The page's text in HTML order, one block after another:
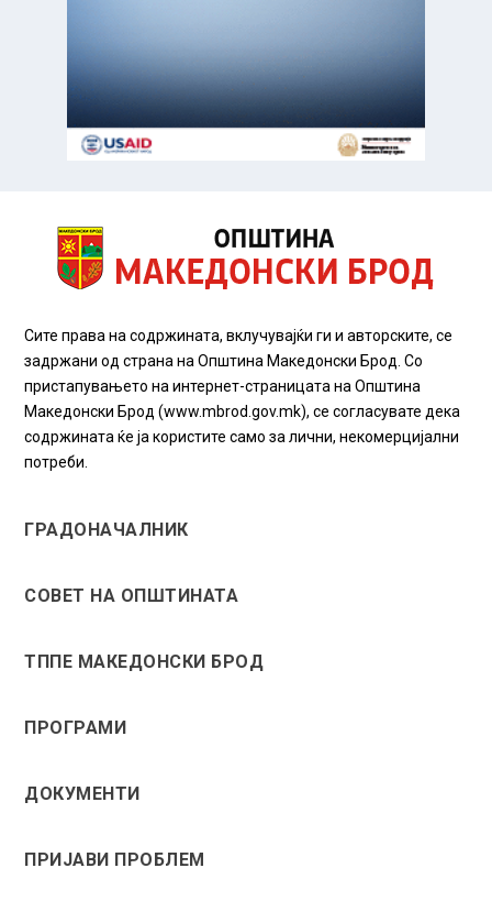
Сите права на содржината, вклучувајќи ги и авторските, се
задржани од страна на Општина Македонски Брод. Со
пристапувањето на интернет-страницата на Општина
Македонски Брод (www.mbrod.gov.mk), се согласувате дека
содржината ќе ја користите само за лични, некомерцијални
потреби.
ГРАДОНАЧАЛНИК
СОВЕТ НА ОПШТИНАТА
ТППЕ МАКЕДОНСКИ БРОД
ПРОГРАМИ
ДОКУМЕНТИ
ПРИЈАВИ ПРОБЛЕМ